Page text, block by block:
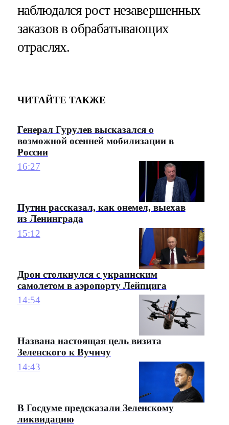
наблюдался рост незавершенных
заказов в обрабатывающих
отраслях.
ЧИТАЙТЕ ТАКЖЕ
Генерал Гурулев высказался о
возможной осенней мобилизации в
России
16:27
Путин рассказал, как онемел, выехав
из Ленинграда
15:12
Дрон столкнулся с украинским
самолетом в аэропорту Лейпцига
14:54
Названа настоящая цель визита
Зеленского к Вучичу
14:43
В Госдуме предсказали Зеленскому
ликвидацию